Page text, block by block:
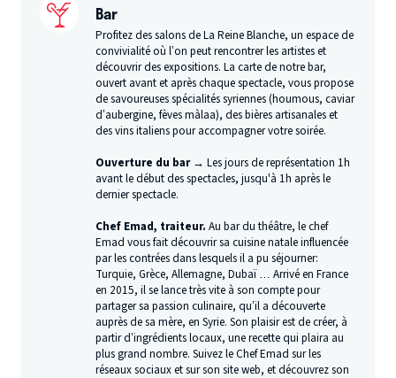
ailleurs, il mène des ateliers de
amateurs en Franche-Comté, avec la Communauté de
communes Loue Lison, qu’il dirige avec Grégoire Harel.
Bar
Profitez des salons de La Reine Blanche, un espace de
convivialité où l’on peut rencontrer les artistes et
découvrir des expositions. La carte de notre bar,
ouvert avant et après chaque spectacle, vous propose
de savoureuses spécialités syriennes (houmous, caviar
d’aubergine, fèves màlaa), des bières artisanales et
des vins italiens pour accompagner votre soirée.
Ouverture du bar → Les jours de représentation 1h
avant le début des spectacles, jusqu'à 1h après le
dernier spectacle.
Chef Emad, traiteur.Au bar du théâtre, le chef
Emad vous fait découvrir sa cuisine natale influencée
par les contrées dans lesquels il a pu séjourner:
Turquie, Grèce, Allemagne, Dubaï … Arrivé en France
en 2015, il se lance très vite à son compte pour
partager sa passion culinaire, qu’il a découverte
auprès de sa mère, en Syrie. Son plaisir est de créer, à
partir d’ingrédients locaux, une recette qui plaira au
plus grand nombre. Suivez le Chef Emad sur les
réseaux sociaux et sur son site web, et découvrez son